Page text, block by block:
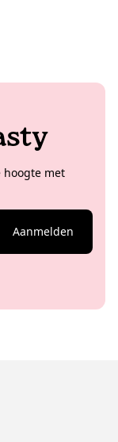
hoogte met
Aanmelden